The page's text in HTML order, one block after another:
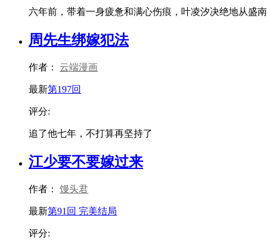
六年前，带着一身疲惫和满心伤痕，叶凌汐决绝地从盛
周先生绑嫁犯法
作者： 云端漫画
最新第197回
评分:
追了他七年，不打算再坚持了
江少要不要嫁过来
作者： 馒头君
最新第91回 完美结局
评分: